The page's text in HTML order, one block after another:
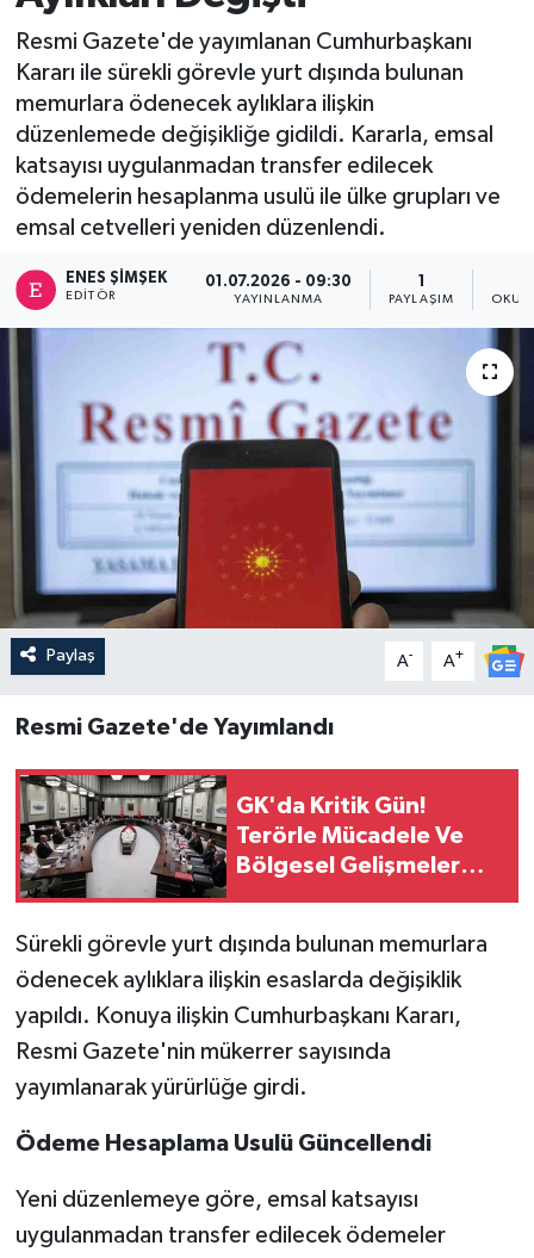
Resmi Gazete'de yayımlanan Cumhurbaşkanı
Kararı ile sürekli görevle yurt dışında bulunan
memurlara ödenecek aylıklara ilişkin
düzenlemede değişikliğe gidildi. Kararla, emsal
katsayısı uygulanmadan transfer edilecek
ödemelerin hesaplanma usulü ile ülke grupları ve
emsal cetvelleri yeniden düzenlendi.
ENES ŞIMŞEK
EDITÖR
01.07.2026 - 09:30
YAYINLANMA
1
PAYLAŞIM
Paylaş A- A+
Resmi Gazete'de Yayımlandı
GK'da Kritik Gün!
Terörle Mücadele Ve
Bölgesel Gelişmeler
Sürekli görevle yurt dışında bulunan memurlara
ödenecek aylıklara ilişkin esaslarda değişiklik
yapıldı. Konuya ilişkin Cumhurbaşkanı Kararı,
Resmi Gazete'nin mükerrer sayısında
yayımlanarak yürürlüğe girdi.
Ödeme Hesaplama Usulü Güncellendi
Yeni düzenlemeye göre, emsal katsayısı
uygulanmadan transfer edilecek ödemeler